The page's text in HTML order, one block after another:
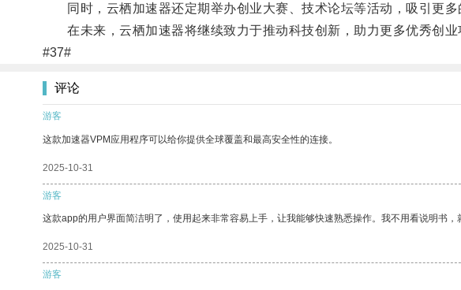
同时，云栖加速器还定期举办创业大赛、技术论坛等活动，吸引更多
在未来，云栖加速器将继续致力于推动科技创新，助力更多优秀创业
#37#
评论
游客
这款加速器VPM应用程序可以给你提供全球覆盖和最高安全性的连接。
2025-10-31
游客
这款app的用户界面简洁明了，使用起来非常容易上手，让我能够快速熟悉操作。我不用看说明书，
2025-10-31
游客